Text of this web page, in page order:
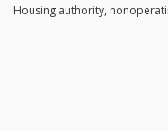
Housing authority,